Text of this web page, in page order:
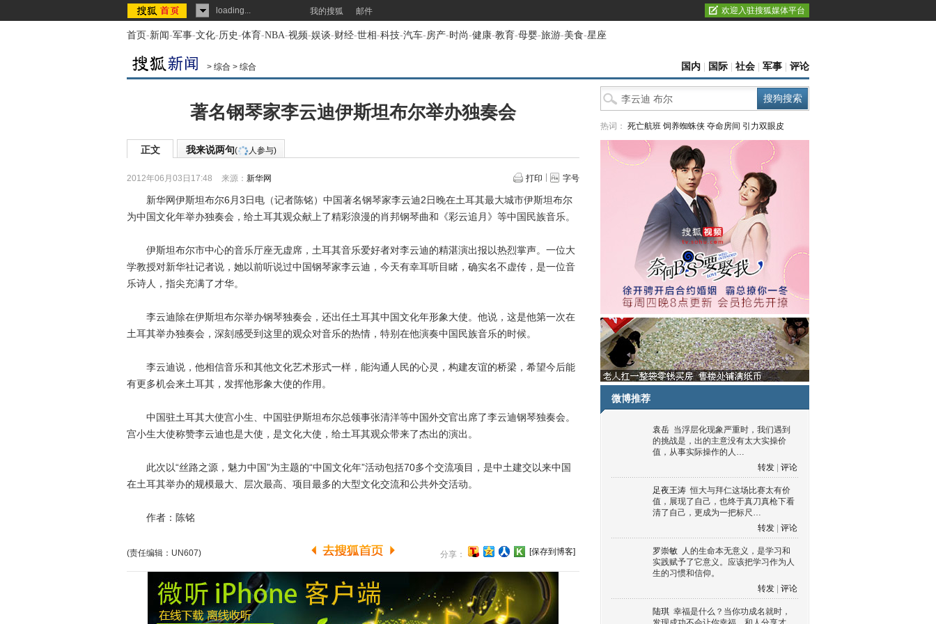
loading... 我的搜狐 邮件 欢迎入驻搜狐媒体平台
首页-新闻-军事-文化-历史-体育-NBA-视频-娱谈-财经-世相-科技-汽车-房产-时尚-健康-教育-母婴-旅游-美食-星座
> 综合 > 综合 国内 国际 社会 军事 评论
著名钢琴家李云迪伊斯坦布尔举办独奏会
正文 我来说两句( 人参与)
2012年06月03日17:48 来源： 新华网 打印 字号
新华网伊斯坦布尔6月3日电（记者陈铭）中国著名钢琴家李云迪2日晚在土耳其最大城市伊斯坦布尔
为中国文化年举办独奏会，给土耳其观众献上了精彩浪漫的肖邦钢琴曲和《彩云追月》等中国民族音乐。
伊斯坦布尔市中心的音乐厅座无虚席，土耳其音乐爱好者对李云迪的精湛演出报以热烈掌声。一位大
学教授对新华社记者说，她以前听说过中国钢琴家李云迪，今天有幸耳听目睹，确实名不虚传，是一位音
乐诗人，指尖充满了才华。
李云迪除在伊斯坦布尔举办钢琴独奏会，还出任土耳其中国文化年形象大使。他说，这是他第一次在
土耳其举办独奏会，深刻感受到这里的观众对音乐的热情，特别在他演奏中国民族音乐的时候。
李云迪说，他相信音乐和其他文化艺术形式一样，能沟通人民的心灵，构建友谊的桥梁，希望今后能
有更多机会来土耳其，发挥他形象大使的作用。
中国驻土耳其大使宫小生、中国驻伊斯坦布尔总领事张清洋等中国外交官出席了李云迪钢琴独奏会。
宫小生大使称赞李云迪也是大使，是文化大使，给土耳其观众带来了杰出的演出。
此次以“丝路之源，魅力中国”为主题的“中国文化年”活动包括70多个交流项目，是中土建交以来中国
在土耳其举办的规模最大、层次最高、项目最多的大型文化交流和公共外交活动。
作者：陈铭
(责任编辑：UN607) 分享： [保存到博客]
热词： 死亡航班 饲养蜘蛛侠 夺命房间 引力双眼皮
微博推荐
袁岳 当浮层化现象严重时，我们遇到
的挑战是，出的主意没有太大实操价
值，从事实际操作的人…
转发
评论
足夜王涛 恒大与拜仁这场比赛太有价
值，展现了自己，也终于真刀真枪下看
清了自己，更成为一把标尺…
转发
评论
罗崇敏 人的生命本无意义，是学习和
实践赋予了它意义。应该把学习作为人
生的习惯和信仰。
转发
评论
陆琪 幸福是什么？当你功成名就时，